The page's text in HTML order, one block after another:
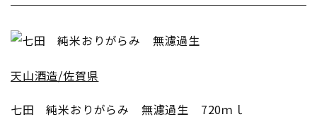
天山酒造/佐賀県
七田 純米おりがらみ 無濾過生 720ｍｌ